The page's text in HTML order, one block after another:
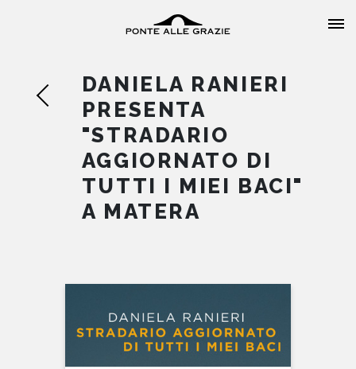
HOME
CHI SIAMO
EVENTI
DANIELA RANIERI
PRESENTA
"STRADARIO
AGGIORNATO DI
TUTTI I MIEI BACI"
A MATERA